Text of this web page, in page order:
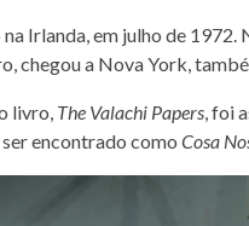
Irlanda, em julho de 1972.
chegou a Nova York,
livro, The Valachi Papers, foi
encontrado como Cosa